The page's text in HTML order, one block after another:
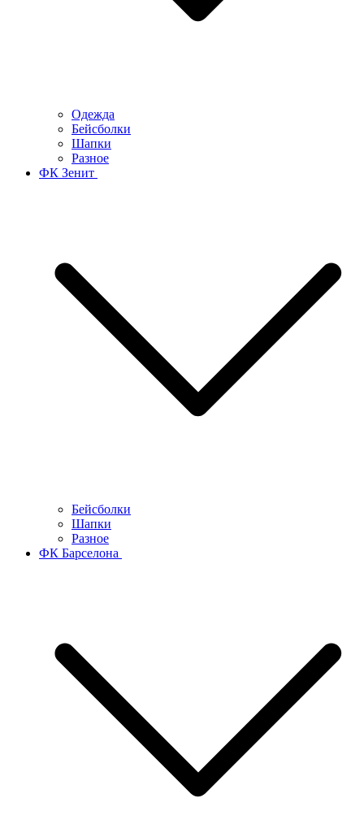
Одежда
Бейсболки
Шапки
Разное
ФК Зенит
Бейсболки
Шапки
Разное
ФК Барселона